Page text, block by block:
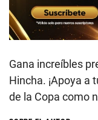
Gana increíbles
Hincha. ¡Apoya a
de la Copa como